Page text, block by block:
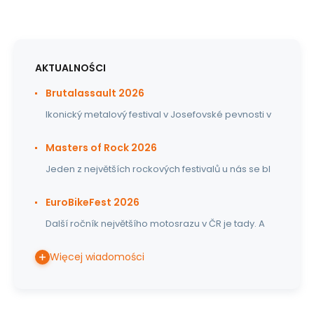
AKTUALNOŚCI
Brutalassault 2026
Ikonický metalový festival v Josefovské pevnosti v
Masters of Rock 2026
Jeden z největších rockových festivalů u nás se bl
EuroBikeFest 2026
Další ročník největšího motosrazu v ČR je tady. A
Więcej wiadomości